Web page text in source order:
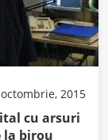
2015
cu arsuri
la birou